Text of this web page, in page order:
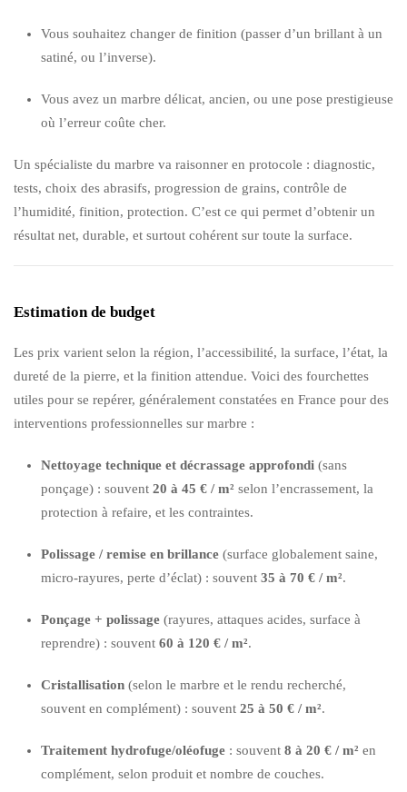
Vous souhaitez changer de finition (passer d’un brillant à un
satiné, ou l’inverse).
Vous avez un marbre délicat, ancien, ou une pose prestigieuse
où l’erreur coûte cher.
Un spécialiste du marbre va raisonner en protocole : diagnostic,
tests, choix des abrasifs, progression de grains, contrôle de
l’humidité, finition, protection. C’est ce qui permet d’obtenir un
résultat net, durable, et surtout cohérent sur toute la surface.
Estimation de budget
Les prix varient selon la région, l’accessibilité, la surface, l’état, la
dureté de la pierre, et la finition attendue. Voici des fourchettes
utiles pour se repérer, généralement constatées en France pour des
interventions professionnelles sur marbre :
Nettoyage technique et décrassage approfondi (sans
ponçage) : souvent 20 à 45 € / m² selon l’encrassement, la
protection à refaire, et les contraintes.
Polissage / remise en brillance (surface globalement saine,
micro-rayures, perte d’éclat) : souvent 35 à 70 € / m².
Ponçage + polissage (rayures, attaques acides, surface à
reprendre) : souvent 60 à 120 € / m².
Cristallisation (selon le marbre et le rendu recherché,
souvent en complément) : souvent 25 à 50 € / m².
Traitement hydrofuge/oléofuge : souvent 8 à 20 € / m² en
complément, selon produit et nombre de couches.